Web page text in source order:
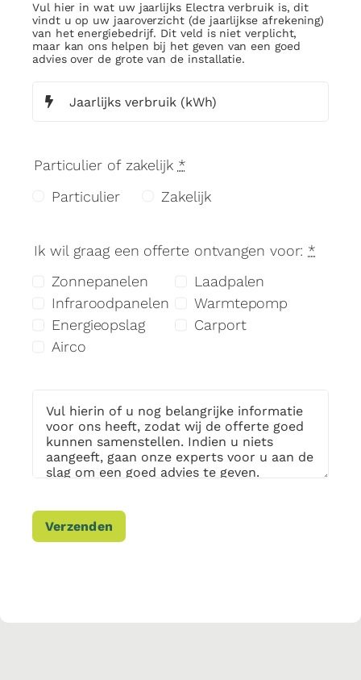
Vul hier in wat uw jaarlijks Electra verbruik is, dit
vindt u op uw jaaroverzicht (de jaarlijkse afrekening)
van het energiebedrijf. Dit veld is niet verplicht,
maar kan ons helpen bij het geven van een goed
advies over de grote van de installatie.
Particulier of zakelijk *
Particulier
Zakelijk
Ik wil graag een offerte ontvangen voor: *
Zonnepanelen
Laadpalen
Infraroodpanelen
Warmtepomp
Energieopslag
Carport
Airco
Verzenden